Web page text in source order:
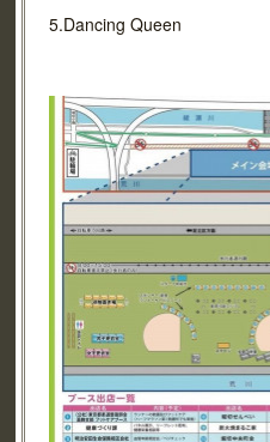
5.Dancing Queen